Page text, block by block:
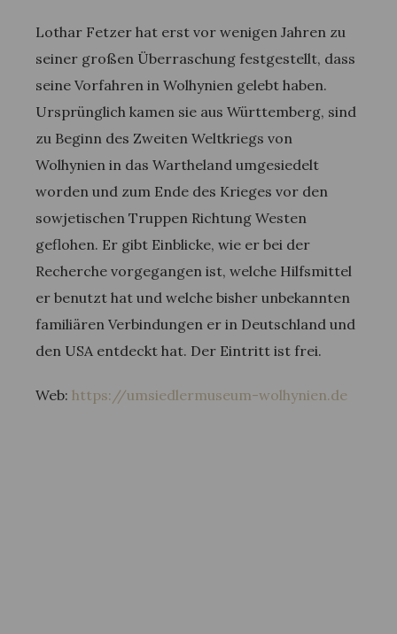
Lothar Fetzer hat erst vor wenigen Jahren zu
seiner großen Überraschung festgestellt, dass
seine Vorfahren in Wolhynien gelebt haben.
Ursprünglich kamen sie aus Württemberg, sind
zu Beginn des Zweiten Weltkriegs von
Wolhynien in das Wartheland umgesiedelt
worden und zum Ende des Krieges vor den
sowjetischen Truppen Richtung Westen
geflohen. Er gibt Einblicke, wie er bei der
Recherche vorgegangen ist, welche Hilfsmittel
er benutzt hat und welche bisher unbekannten
familiären Verbindungen er in Deutschland und
den USA entdeckt hat. Der Eintritt ist frei.
Web: https://umsiedlermuseum-wolhynien.de